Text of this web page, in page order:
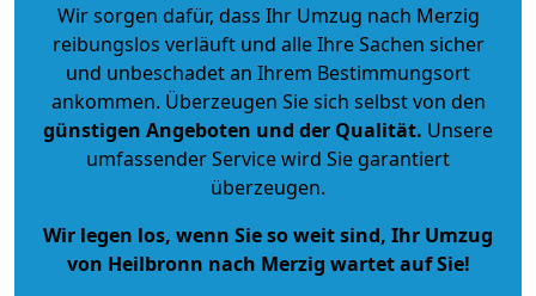
Wir sorgen dafür, dass Ihr Umzug nach Merzig
reibungslos verläuft und alle Ihre Sachen sicher
und unbeschadet an Ihrem Bestimmungsort
ankommen. Überzeugen Sie sich selbst von den
günstigen Angeboten und der Qualität. Unsere
umfassender Service wird Sie garantiert
überzeugen.
Wir legen los, wenn Sie so weit sind, Ihr Umzug
von Heilbronn nach Merzig wartet auf Sie!